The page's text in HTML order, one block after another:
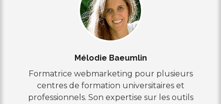
Mélodie Baeumlin
Formatrice webmarketing pour plusieurs
centres de formation universitaires et
professionnels. Son expertise sur les outils